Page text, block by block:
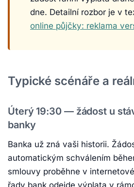
dne. Detailní rozbor je v
online půjčky: reklama
Typické scénáře a
Úterý 19:30 — žádost u
banky
Banka už zná vaši historii.
automatickým schválením
smlouvy proběhne v
řady bank odejde výplata v